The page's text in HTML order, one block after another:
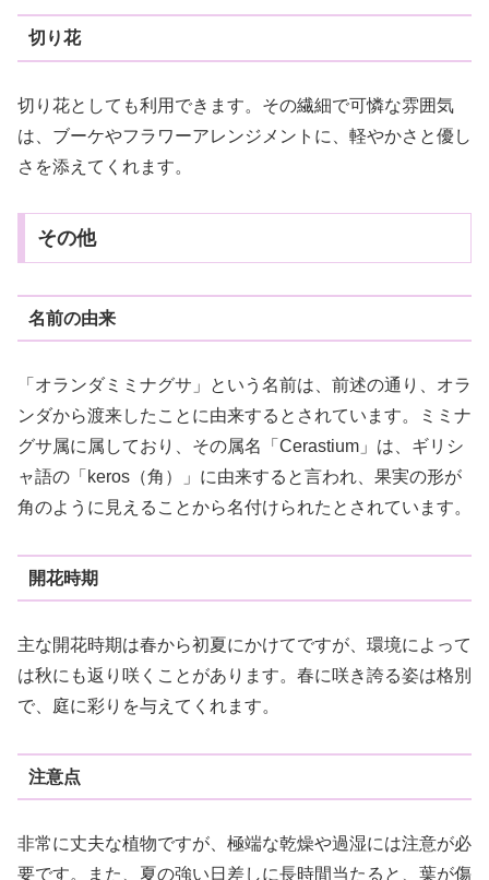
切り花
切り花としても利用できます。その繊細で可憐な雰囲気
は、ブーケやフラワーアレンジメントに、軽やかさと優し
さを添えてくれます。
その他
名前の由来
「オランダミミナグサ」という名前は、前述の通り、オラ
ンダから渡来したことに由来するとされています。ミミナ
グサ属に属しており、その属名「Cerastium」は、ギリシ
ャ語の「keros（角）」に由来すると言われ、果実の形が
角のように見えることから名付けられたとされています。
開花時期
主な開花時期は春から初夏にかけてですが、環境によって
は秋にも返り咲くことがあります。春に咲き誇る姿は格別
で、庭に彩りを与えてくれます。
注意点
非常に丈夫な植物ですが、極端な乾燥や過湿には注意が必
要です。また、夏の強い日差しに長時間当たると、葉が傷